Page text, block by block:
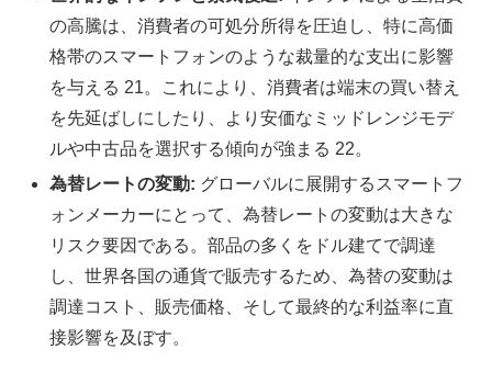
の高騰は、消費者の可処分所得を圧迫し、特に高価
格帯のスマートフォンのような裁量的な支出に影響
を与える 21。これにより、消費者は端末の買い替え
を先延ばしにしたり、より安価なミッドレンジモデ
ルや中古品を選択する傾向が強まる 22。
為替レートの変動: グローバルに展開するスマートフ
ォンメーカーにとって、為替レートの変動は大きな
リスク要因である。部品の多くをドル建てで調達
し、世界各国の通貨で販売するため、為替の変動は
調達コスト、販売価格、そして最終的な利益率に直
接影響を及ぼす。